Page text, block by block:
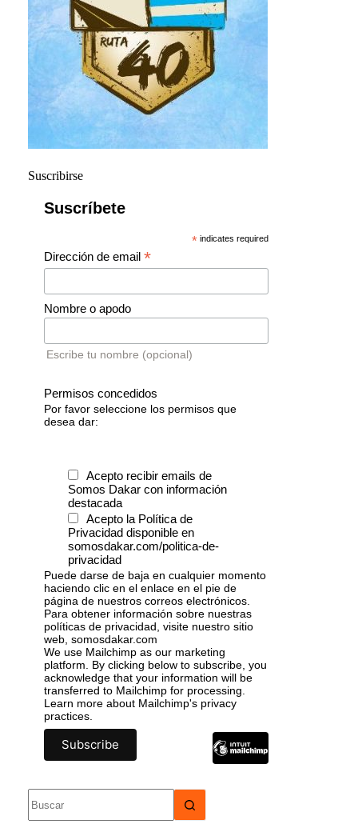
Suscribirse
Suscríbete
* indicates required
Dirección de email *
Nombre o apodo
Escribe tu nombre (opcional)
Permisos concedidos
Por favor seleccione los permisos que
desea dar:
Acepto recibir emails de
Somos Dakar con información
destacada
Acepto la Política de
Privacidad disponible en
somosdakar.com/politica-de-
privacidad
Puede darse de baja en cualquier momento
haciendo clic en el enlace en el pie de
página de nuestros correos electrónicos.
Para obtener información sobre nuestras
políticas de privacidad, visite nuestro sitio
web, somosdakar.com
We use Mailchimp as our marketing
platform. By clicking below to subscribe, you
acknowledge that your information will be
transferred to Mailchimp for processing.
Learn more about Mailchimp's privacy
practices.